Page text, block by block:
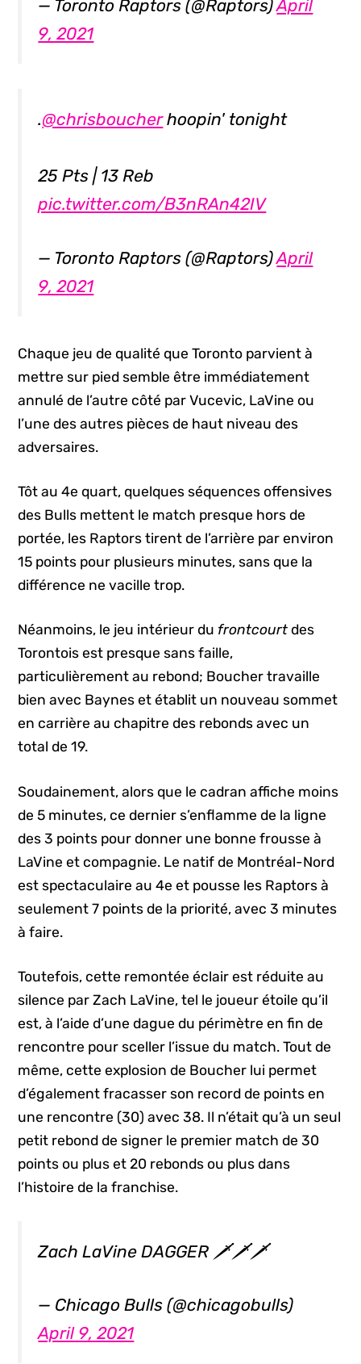
— Toronto Raptors (@Raptors)April
9, 2021
.@chrisboucherhoopin' tonight
25 Pts | 13 Reb
pic.twitter.com/B3nRAn42IV
— Toronto Raptors (@Raptors)April
9, 2021
Chaque jeu de qualité que Toronto parvient à
mettre sur pied semble être immédiatement
annulé de l’autre côté par Vucevic, LaVine ou
l’une des autres pièces de haut niveau des
adversaires.
Tôt au 4e quart, quelques séquences offensives
des Bulls mettent le match presque hors de
portée, les Raptors tirent de l’arrière par environ
15 points pour plusieurs minutes, sans que la
différence ne vacille trop.
Néanmoins, le jeu intérieur du frontcourt des
Torontois est presque sans faille,
particulièrement au rebond; Boucher travaille
bien avec Baynes et établit un nouveau sommet
en carrière au chapitre des rebonds avec un
total de 19.
Soudainement, alors que le cadran affiche moins
de 5 minutes, ce dernier s’enflamme de la ligne
des 3 points pour donner une bonne frousse à
LaVine et compagnie. Le natif de Montréal-Nord
est spectaculaire au 4e et pousse les Raptors à
seulement 7 points de la priorité, avec 3 minutes
à faire.
Toutefois, cette remontée éclair est réduite au
silence par Zach LaVine, tel le joueur étoile qu’il
est, à l’aide d’une dague du périmètre en fin de
rencontre pour sceller l’issue du match. Tout de
même, cette explosion de Boucher lui permet
d’également fracasser son record de points en
une rencontre (30) avec 38. Il n’était qu’à un seul
petit rebond de signer le premier match de 30
points ou plus et 20 rebonds ou plus dans
l’histoire de la franchise.
Zach LaVine DAGGER 🗡🗡🗡
— Chicago Bulls (@chicagobulls)
April 9, 2021